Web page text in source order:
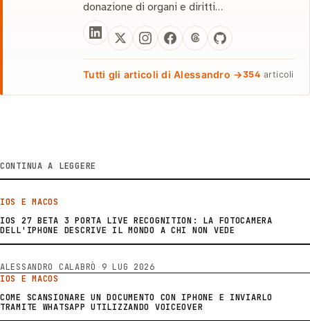
donazione di organi e diritti…
Tutti gli articoli di Alessandro →354 articoli
CONTINUA A LEGGERE
IOS E MACOS
IOS 27 BETA 3 PORTA LIVE RECOGNITION: LA FOTOCAMERA
DELL'IPHONE DESCRIVE IL MONDO A CHI NON VEDE
ALESSANDRO CALABRÒ · 9 LUG 2026
IOS E MACOS
COME SCANSIONARE UN DOCUMENTO CON IPHONE E INVIARLO
TRAMITE WHATSAPP UTILIZZANDO VOICEOVER